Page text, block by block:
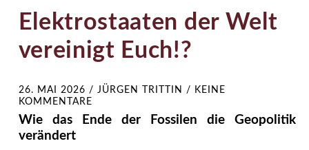
Elektrostaaten der Welt
vereinigt Euch!?
26. MAI 2026 / JÜRGEN TRITTIN /
KEINE
KOMMENTARE
Wie das Ende der Fossilen die Geopolitik
verändert